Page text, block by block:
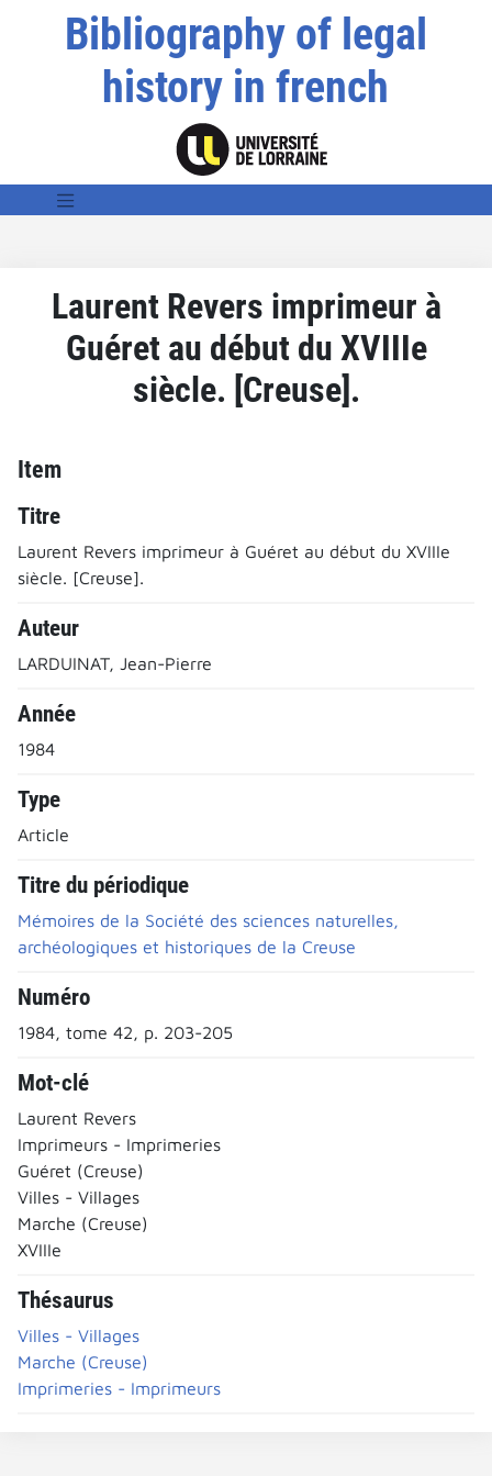
Bibliography of legal
history in french
Laurent Revers imprimeur à
Guéret au début du XVIIIe
siècle. [Creuse].
Item
Titre
Laurent Revers imprimeur à Guéret au début du XVIIIe
siècle. [Creuse].
Auteur
LARDUINAT, Jean-Pierre
Année
1984
Type
Article
Titre du périodique
Mémoires de la Société des sciences naturelles,
archéologiques et historiques de la Creuse
Numéro
1984, tome 42, p. 203-205
Mot-clé
Laurent Revers
Imprimeurs - Imprimeries
Guéret (Creuse)
Villes - Villages
Marche (Creuse)
XVIIIe
Thésaurus
Villes - Villages
Marche (Creuse)
Imprimeries - Imprimeurs